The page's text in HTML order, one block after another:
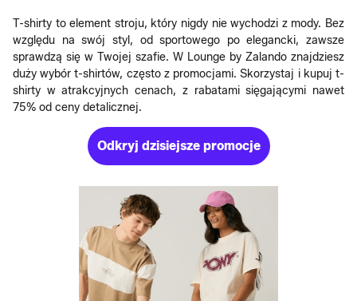
T-shirty to element stroju, który nigdy nie wychodzi z mody. Bez
względu na swój styl, od sportowego po elegancki, zawsze
sprawdzą się w Twojej szafie. W Lounge by Zalando znajdziesz
duży wybór t-shirtów, często z promocjami. Skorzystaj i kupuj t-
shirty w atrakcyjnych cenach, z rabatami sięgającymi nawet
75% od ceny detalicznej.
Odkryj dzisiejsze promocje